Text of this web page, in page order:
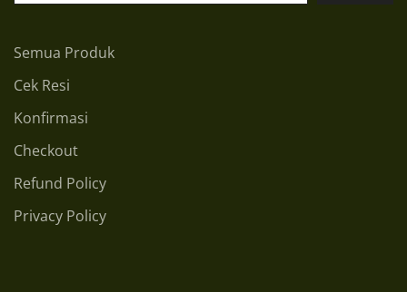
Semua Produk
Cek Resi
Konfirmasi
Checkout
Refund Policy
Privacy Policy